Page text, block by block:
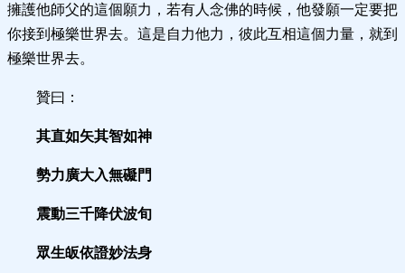
擁護他師父的這個願力，若有人念佛的時候，他發願一定要把
你接到極樂世界去。這是自力他力，彼此互相這個力量，就到
極樂世界去。
贊曰：
其直如矢其智如神
勢力廣大入無礙門
震動三千降伏波旬
眾生皈依證妙法身